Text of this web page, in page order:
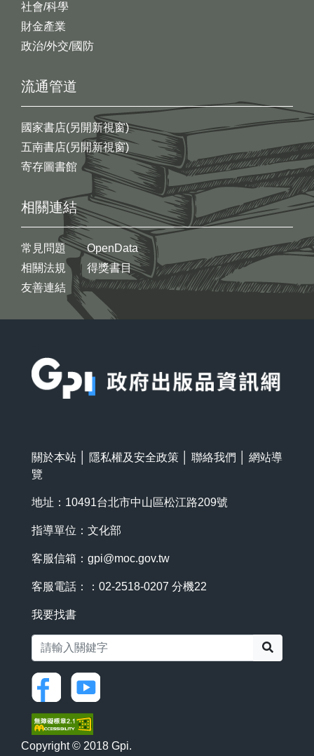
社會/科學
財金產業
政治/外交/國防
流通管道
國家書店(另開新視窗)
五南書店(另開新視窗)
寄存圖書館
相關連結
常見問題
相關法規
友善連結
OpenData
得獎書目
關於本站 隱私權及安全政策 聯絡我們
網站導
覽
地址：10491台北市中山區松江路209號
指導單位：文化部
客服信箱： gpi@moc.gov.tw
客服電話：：02-2518-0207 分機22
我要找書
Copyright © 2018 Gpi.